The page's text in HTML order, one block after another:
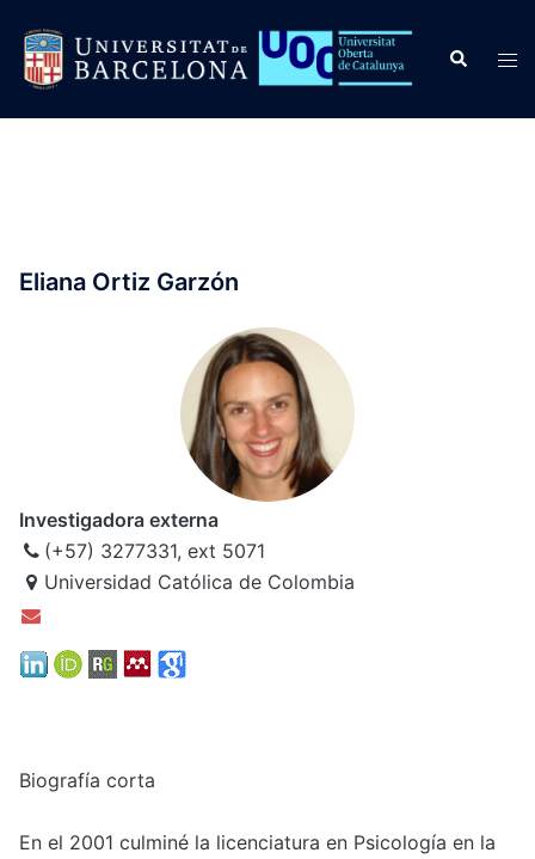
contenido
Buscar
Eliana Ortiz Garzón
Investigadora externa
(+57) 3277331, ext 5071
Universidad Católica de Colombia
Biografía corta
En el 2001 culminé la licenciatura en Psicología en la